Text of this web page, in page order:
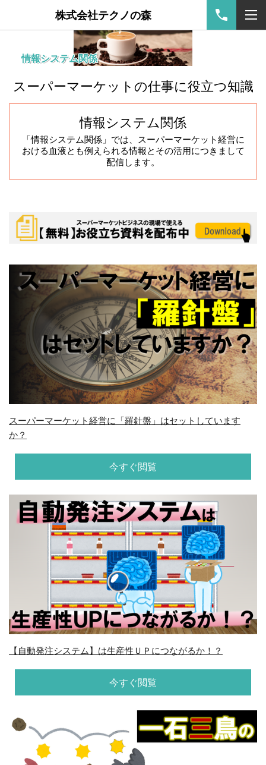
株式会社テクノの森
情報システム関係
スーパーマーケットの仕事に役立つ知識
情報システム関係
「情報システム関係」では、スーパーマーケット経営に
おける血液とも例えられる情報とその活用につきまして
配信します。
スーパーマーケット経営に「羅針盤」はセットしています
か？
今すぐ閲覧
【自動発注システム】は生産性ＵＰにつながるか！？
今すぐ閲覧